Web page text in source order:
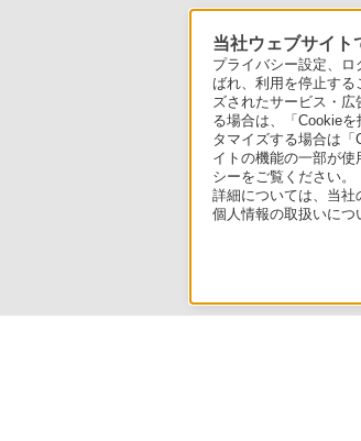
当社ウェブサイト
プライバシー設定、
ばれ、利用を停止する
ズされたサービス・
る場合は、「Cookie
タマイズする場合は
イトの機能の一部が
シーをご覧ください。
詳細については、当社
個人情報の取扱いにつ